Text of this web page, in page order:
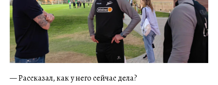
— Рассказал, как у него сейчас дела?